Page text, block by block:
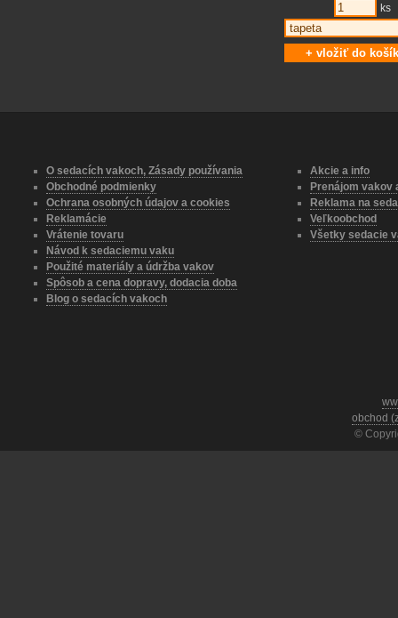
ks
O sedacích vakoch, Zásady používania
Obchodné podmienky
Ochrana osobných údajov a cookies
Reklamácie
Vrátenie tovaru
Návod k sedaciemu vaku
Použité materiály a údržba vakov
Spôsob a cena dopravy, dodacia doba
Blog o sedacích vakoch
Akcie a info
Prenájom vakov
Reklama na
Veľkoobchod
Všetky sedacie
obchod
©